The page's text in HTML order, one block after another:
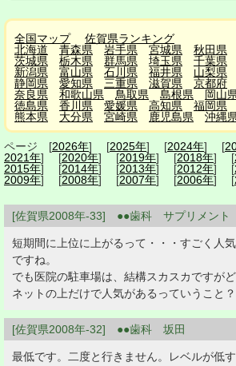
全国マップ
佐賀県ランキング
北海道
青森県 岩手県 宮城県 秋田県
茨城県
栃木県 群馬県 埼玉県 千葉県
新潟県
富山県 石川県 福井県 山梨県
静岡県
愛知県 三重県 滋賀県 京都府
奈良県
和歌山県 鳥取県 島根県 岡山
徳島県
香川県 愛媛県 高知県 福岡県
熊本県
大分県 宮崎県 鹿児島県 沖縄
ページ [2026年] [2025年] [2024年] [
2021年] [2020年] [2019年] [2018年] [
2015年] [2014年] [2013年] [2012年] [
2009年] [2008年] [2007年] [2006年] [
[佐賀県2008年-33] ●●歯科 サプリメント
短期間に上位に上がるって・・・すごく人
ですね。
でも医院の駐車場は、結構スカスカですが
ネットの上だけで人気があるっていうこと
[佐賀県2008年-32] ●●歯科 坂田
最低です。二度と行きません。レベルが低